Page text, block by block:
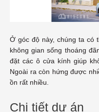
Ở góc độ này, chúng ta có
không gian sống thoáng
đặt các ô cửa kính giúp
Ngoài ra còn hứng được
ồn rất nhiều.
Chi tiết dự án